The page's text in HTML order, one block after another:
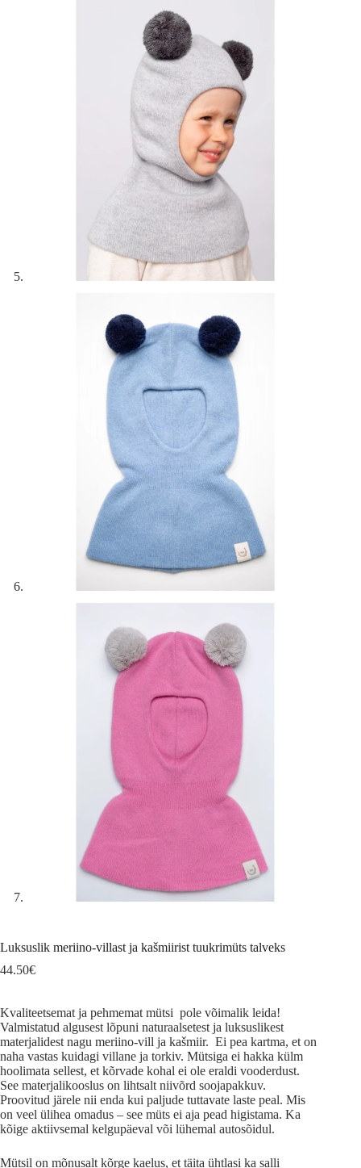
Luksuslik meriino-villast ja kašmiirist tuukrimüts talveks
44.50€
Kvaliteetsemat ja pehmemat mütsi pole võimalik leida!
Valmistatud algusest lõpuni naturaalsetest ja luksuslikest
materjalidest nagu meriino-vill ja kašmiir. Ei pea kartma, et on
naha vastas kuidagi villane ja torkiv. Mütsiga ei hakka külm
hoolimata sellest, et kõrvade kohal ei ole eraldi vooderdust.
See materjalikooslus on lihtsalt niivõrd soojapakkuv.
Proovitud järele nii enda kui paljude tuttavate laste peal. Mis
on veel ülihea omadus – see müts ei aja pead higistama. Ka
kõige aktiivsemal kelgupäeval või lühemal autosõidul.
Mütsil on mõnusalt kõrge kaelus, et täita ühtlasi ka salli